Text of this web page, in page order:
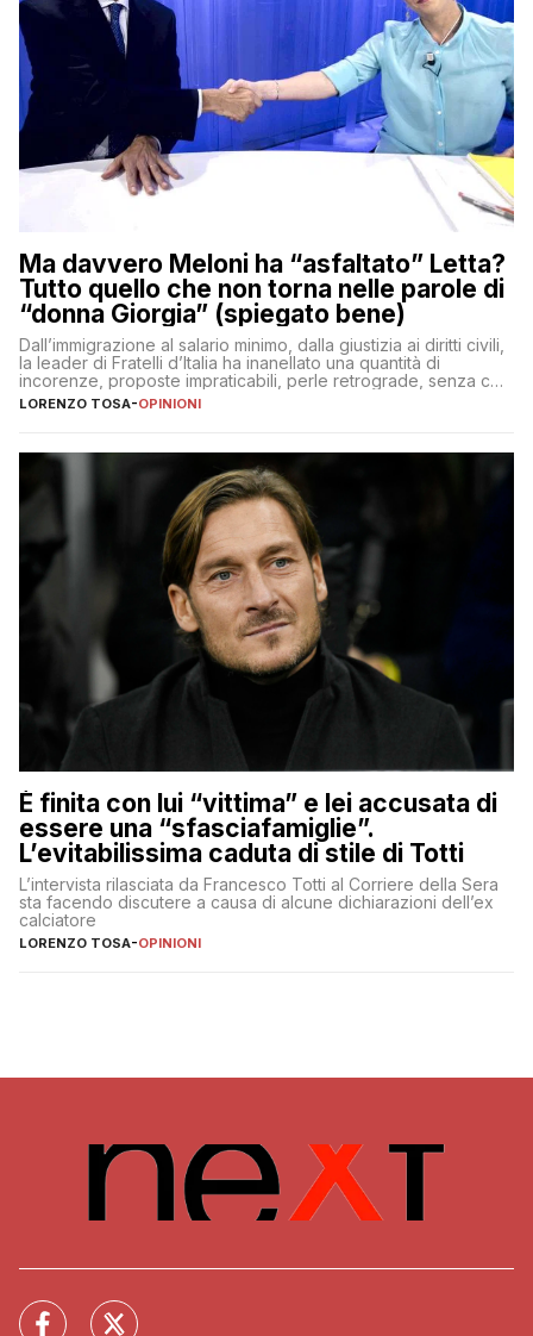
Ma davvero Meloni ha “asfaltato” Letta?
Tutto quello che non torna nelle parole di
“donna Giorgia” (spiegato bene)
Dall’immigrazione al salario minimo, dalla giustizia ai diritti civili,
la leader di Fratelli d’Italia ha inanellato una quantità di
incorenze, proposte impraticabili, perle retrograde, senza che
nessuno – a destra come a sinistra – glielo abbia fatto notare
LORENZO TOSA-OPINIONI
È finita con lui “vittima” e lei accusata di
essere una “sfasciafamiglie”.
L’evitabilissima caduta di stile di Totti
L’intervista rilasciata da Francesco Totti al Corriere della Sera
sta facendo discutere a causa di alcune dichiarazioni dell’ex
calciatore
LORENZO TOSA-OPINIONI